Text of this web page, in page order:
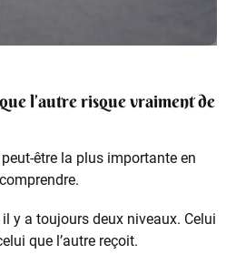
l’autre risque vraiment de
être la plus importante en
y a toujours deux niveaux. Celui
que l’autre reçoit.